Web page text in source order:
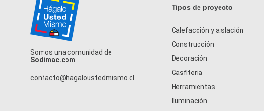
Somos una comunidad de
Sodimac.com
contacto@hagaloustedmismo.cl
Tipos de proyecto
Calefacción y aislación
Construcción
Decoración
Gasfitería
Herramientas
Iluminación